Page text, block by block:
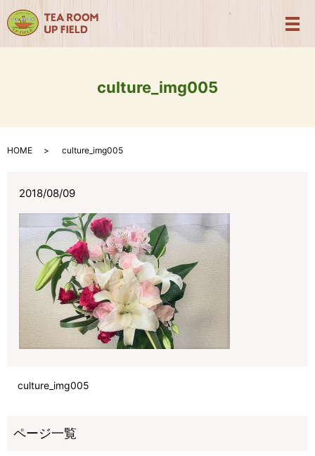
メ
culture_img005
HOME culture_img005
2018/08/09
culture_img005